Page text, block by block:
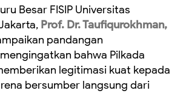
Besar FISIP Universitas
Prof. Dr. Taufiqurokhman,
pandangan
bahwa Pilkada
legitimasi kuat kepada
bersumber langsung dari